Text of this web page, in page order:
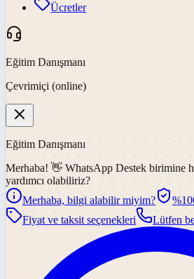
Ücretler
Eğitim Danışmanı
Çevrimiçi (online)
Eğitim Danışmanı
Merhaba! 👋 WhatsApp Destek birimine
yardımcı olabiliriz?
Merhaba, bilgi alabilir miyim?
Fiyat ve taksit seçenekleri
Lütfen